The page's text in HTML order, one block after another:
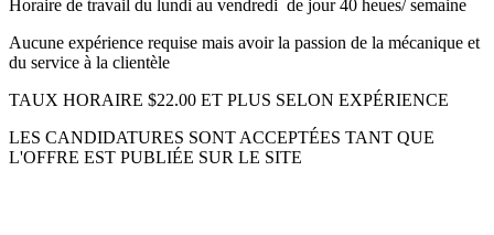
Horaire de travail du lundi au vendredi de jour 40 heues/ semaine
Aucune expérience requise mais avoir la passion de la mécanique et
du service à la clientèle
TAUX HORAIRE $22.00 ET PLUS SELON EXPÉRIENCE
LES CANDIDATURES SONT ACCEPTÉES TANT QUE
L'OFFRE EST PUBLIÉE SUR LE SITE